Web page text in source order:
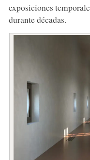
exposiciones
durante décadas.